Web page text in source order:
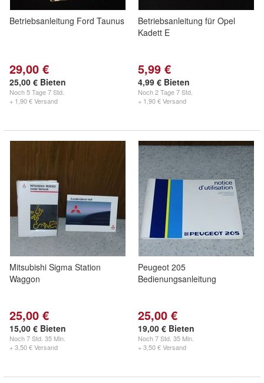
Betriebsanleitung Ford Taunus
29,00 €
25,00 € Bieten
Noch5 Tage 7 Std.
+ 1,90 € Versand
Betriebsanleitung für Opel
Kadett E
5,99 €
4,99 € Bieten
Noch2 Tage 7 Std.
+ 1,90 € Versand
Mitsubishi Sigma Station
Waggon
25,00 €
15,00 € Bieten
Noch7 Std. 35 Min.
+ 3,50 € Versand
Peugeot 205
Bedienungsanleitung
25,00 €
19,00 € Bieten
Noch7 Std. 35 Min.
+ 3,50 € Versand